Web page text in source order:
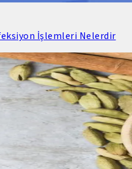
İşlemleri Nelerdir